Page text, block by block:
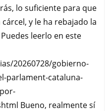
lo suficiente para que
y le ha rebajado la
leerlo en este
20260728/gobierno-
parlament-cataluna-
Bueno, realmente sí